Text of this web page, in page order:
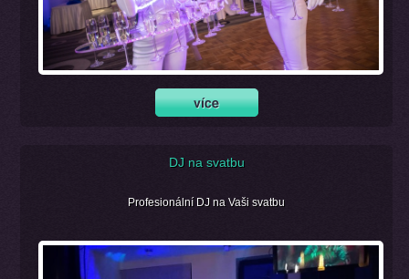
DJ na svatbu
Profesionální DJ na Vaši svatbu